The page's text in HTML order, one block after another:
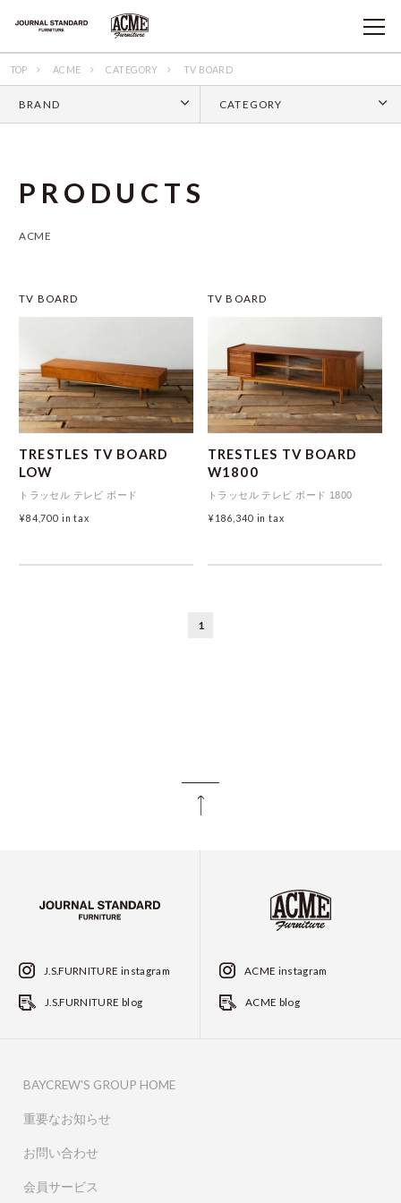
TOP ACME CATEGORY TV BOARD
BRAND CATEGORY
P R O D U CTS
ACME
TV BOARD
TRESTLES TV BOARD
LOW
トラッセル テレビ ボード
¥84,700 in tax
TV BOARD
TRESTLES TV BOARD
W1800
トラッセル テレビ ボード 1800
¥186,340 in tax
1
J.S.FURNITURE instagram
J.S.FURNITURE blog
ACME instagram
ACME blog
BAYCREW'S GROUP HOME
重要なお知らせ
お問い合わせ
会員サービス